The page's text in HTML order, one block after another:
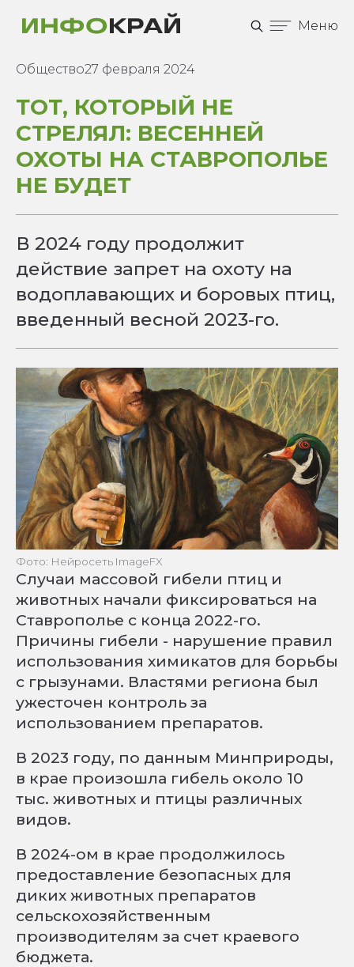
Меню
Общество27 февраля 2024
ТОТ, КОТОРЫЙ НЕ
СТРЕЛЯЛ: ВЕСЕННЕЙ
ОХОТЫ НА СТАВРОПОЛЬЕ
НЕ БУДЕТ
В 2024 году продолжит
действие запрет на охоту на
водоплавающих и боровых птиц,
введенный весной 2023-го.
Фото: Нейросеть ImageFX
Случаи массовой гибели птиц и
животных начали фиксироваться на
Ставрополье с конца 2022-го.
Причины гибели - нарушение правил
использования химикатов для борьбы
с грызунами. Властями региона был
ужесточен контроль за
использованием препаратов.
В 2023 году, по данным Минприроды,
в крае произошла гибель около 10
тыс. животных и птицы различных
видов.
В 2024-ом в крае продолжилось
предоставление безопасных для
диких животных препаратов
сельскохозяйственным
производителям за счет краевого
бюджета.